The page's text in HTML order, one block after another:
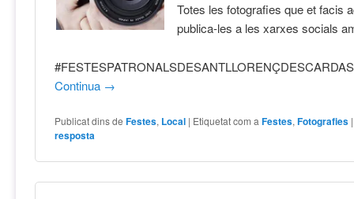
Totes les fotografies que et facis
publica-les a les xarxes socials
Continua →
Publicat dins de Festes, Local | Etiquetat com a Festes,Fotografies
resposta